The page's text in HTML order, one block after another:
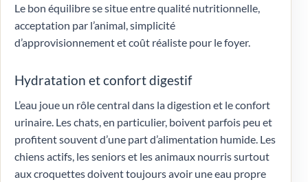
Le bon équilibre se situe entre qualité nutritionnelle,
acceptation par l’animal, simplicité
d’approvisionnement et coût réaliste pour le foyer.
Hydratation et confort digestif
L’eau joue un rôle central dans la digestion et le confort
urinaire. Les chats, en particulier, boivent parfois peu et
profitent souvent d’une part d’alimentation humide. Les
chiens actifs, les seniors et les animaux nourris surtout
aux croquettes doivent toujours avoir une eau propre